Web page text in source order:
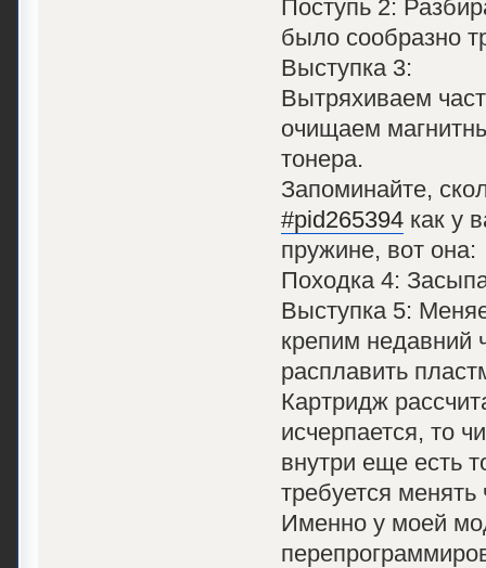
Поступь 2:
было сообразно
Выступка 3:
Вытряхиваем
очищаем
тонера.
Запоминайте,
#pid265394как у
пружине, вот она:
Походка 4:
Выступка 5:
крепим недавний
расплавить
Картридж
исчерпается, то
внутри еще есть
требуется менять
Именно у моей